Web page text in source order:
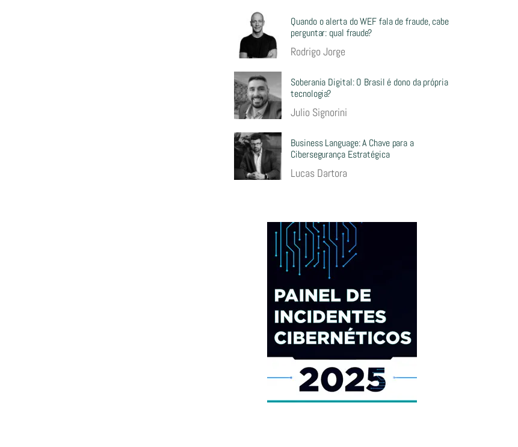
Quando o alerta do WEF fala de fraude, cabe
perguntar: qual fraude?
Rodrigo Jorge
Soberania Digital: O Brasil é dono da própria
tecnologia?
Julio Signorini
Business Language: A Chave para a
Cibersegurança Estratégica
Lucas Dartora